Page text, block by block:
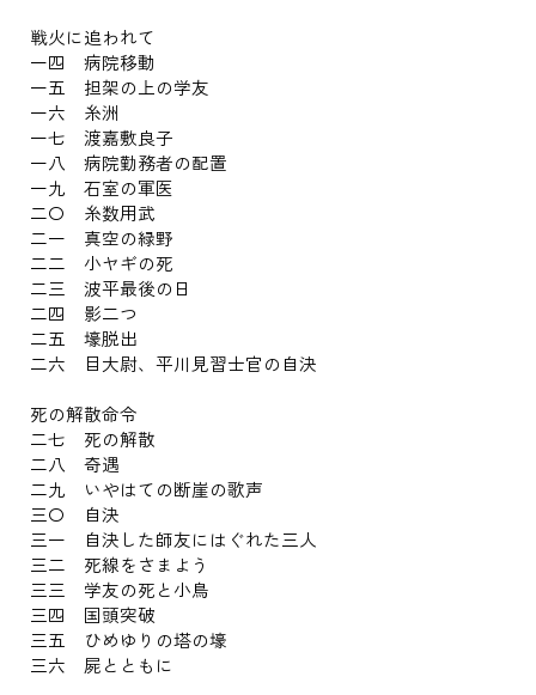
戦火に追われて
一四 病院移動
一五 担架の上の学友
一六 糸洲
一七 渡嘉敷良子
一八 病院勤務者の配置
一九 石室の軍医
二〇 糸数用武
二一 真空の緑野
二二 小ヤギの死
二三 波平最後の日
二四 影二つ
二五 壕脱出
二六 目大尉、平川見習士官の自決
死の解散命令
二七 死の解散
二八 奇遇
二九 いやはての断崖の歌声
三〇 自決
三一 自決した師友にはぐれた三人
三二 死線をさまよう
三三 学友の死と小鳥
三四 国頭突破
三五 ひめゆりの塔の壕
三六 屍とともに